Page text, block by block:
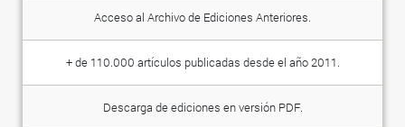
Acceso al Archivo de Ediciones Anteriores.
+ de 110.000 artículos publicadas desde el año 2011.
Descarga de ediciones en versión PDF.